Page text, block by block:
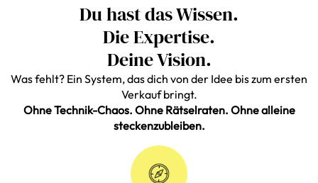
Du hast das Wissen.
Die Expertise.
Deine Vision.
Was fehlt? Ein System, das dich von der Idee bis zum ersten
Verkauf bringt.
Ohne Technik-Chaos. Ohne Rätselraten. Ohne alleine
steckenzubleiben.